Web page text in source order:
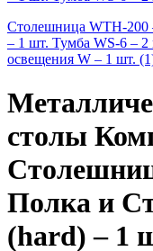
Столешница WTH-200
– 1 шт. Тумба WS-6 –
освещения W – 1 шт.
столы
Полка и
(hard) – 1